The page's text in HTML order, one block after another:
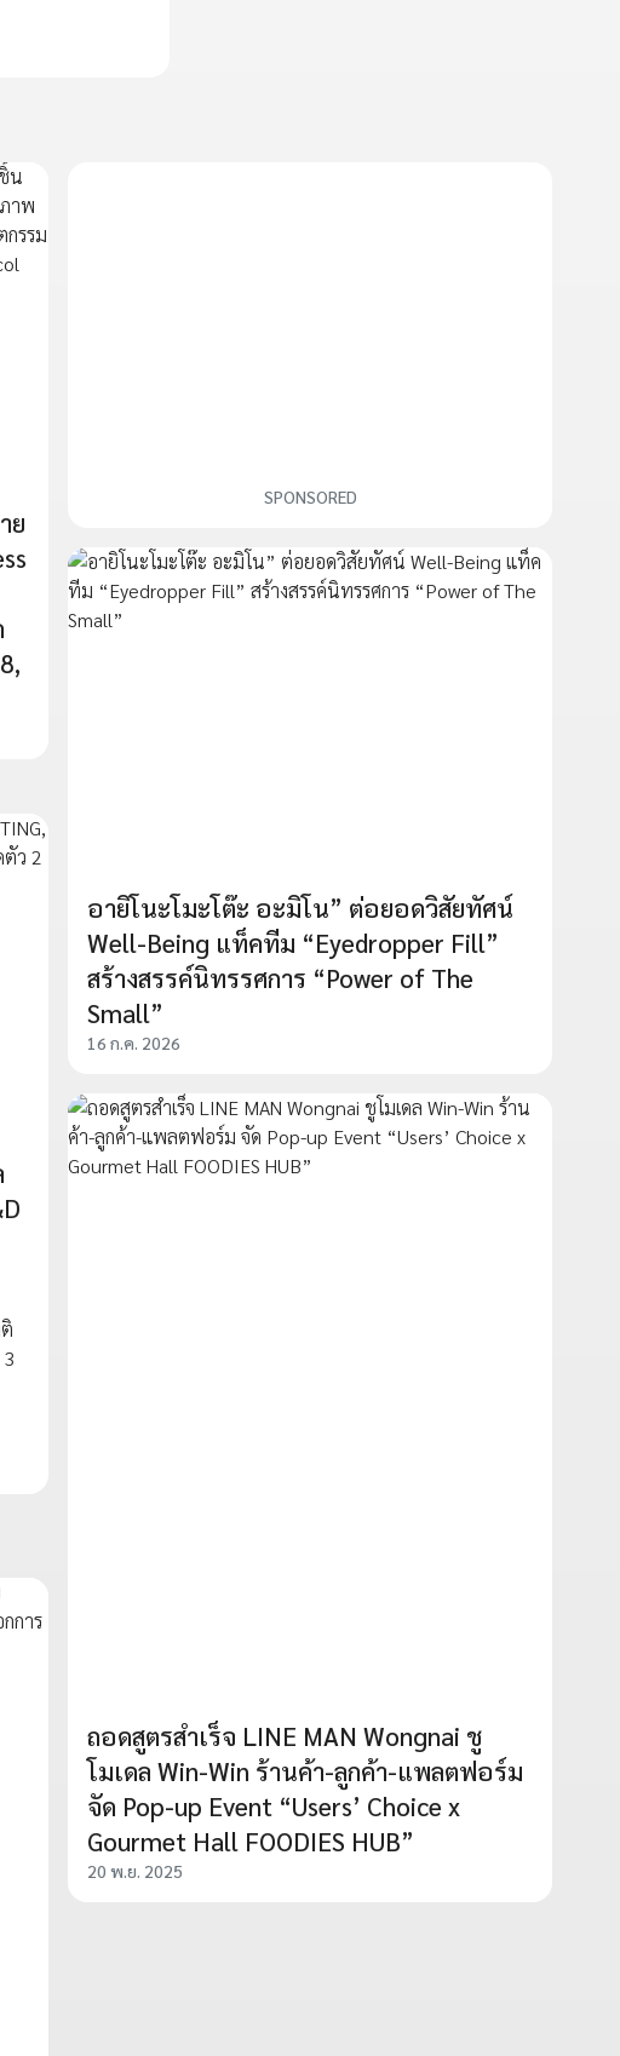
ย
SPONSORED
อายิโนะโมะโต๊ะ อะมิโน” ต่อยอดวิสัยทัศน์
Well-Being แท็คทีม “Eyedropper Fill”
สร้างสรรค์นิทรรศการ “Power of The
Small”
16 ก.ค. 2026
ถอดสูตรสำเร็จ LINE MAN Wongnai ชู
โมเดล Win-Win ร้านค้า-ลูกค้า-แพลตฟอร์ม
จัด Pop-up Event “Users’ Choice x
Gourmet Hall FOODIES HUB”
20 พ.ย. 2025